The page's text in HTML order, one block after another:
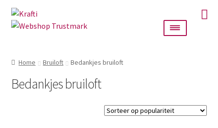
Ga
door
Ga
naar
Home Bruiloft Bedankjes bruiloft
Bedankjes bruiloft